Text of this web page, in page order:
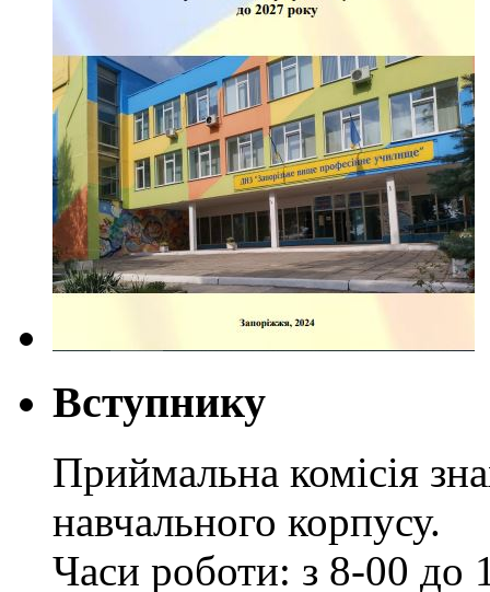
Вступнику
Приймальна комісія
навчального корпусу.
Часи роботи: з 8-00 до